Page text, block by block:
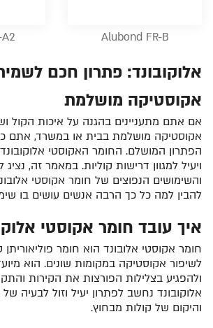
Alubond FR-B
אלוקובונד: פתרון חכם
אקוסטיקה מושלמת
אם אתם מתעניינים בהגנה על איכות הקול
אקוסטיקה מושלמת בבית או במשרד, אתם
הפתרון המושלם. החומר האקוסטי
ויעיל למגוון דרישות קוליות. במאמר זה,
והשימושים הנפוצים של חומר אקוסטי
להבין למה כל כך הרבה אנשים עושים בו
איך עובד חומר אקוסטי
חומר אקוסטי אלובונד הוא חומר פוליאוריתן
לשיפור אקוסטיקה במקומות שונים. הוא
ולהפגיע בצלילות הפורצות את הקירות
אלוקובונד נחשב לפתרון יעיל וזול לבעיה
והיקום של קולות מבחוץ.